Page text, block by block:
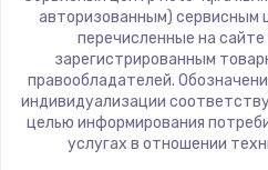
авторизованным) сервисным
перечисленные на
зарегистрированным
правообладателей.
индивидуализации
целью информирования
услугах в отношении